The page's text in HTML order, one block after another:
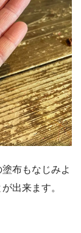
布もなじみよ
出来ます。